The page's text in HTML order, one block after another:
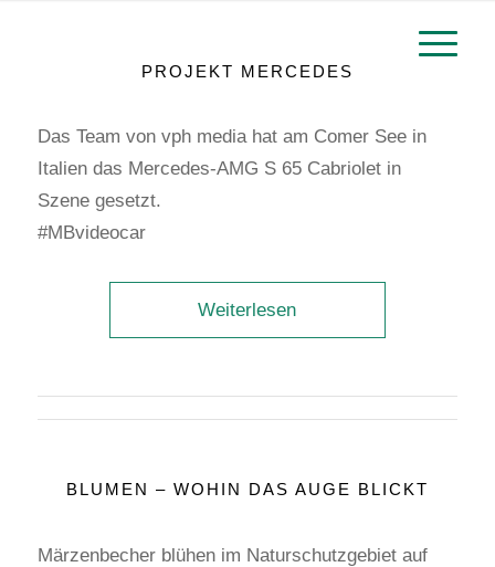
PROJEKT MERCEDES
Das Team von vph media hat am Comer See in
Italien das Mercedes-AMG S 65 Cabriolet in
Szene gesetzt.
#MBvideocar
Weiterlesen
BLUMEN – WOHIN DAS AUGE BLICKT
Märzenbecher blühen im Naturschutzgebiet auf